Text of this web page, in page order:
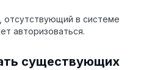
отсутствующий в системе
авторизоваться.
существующих